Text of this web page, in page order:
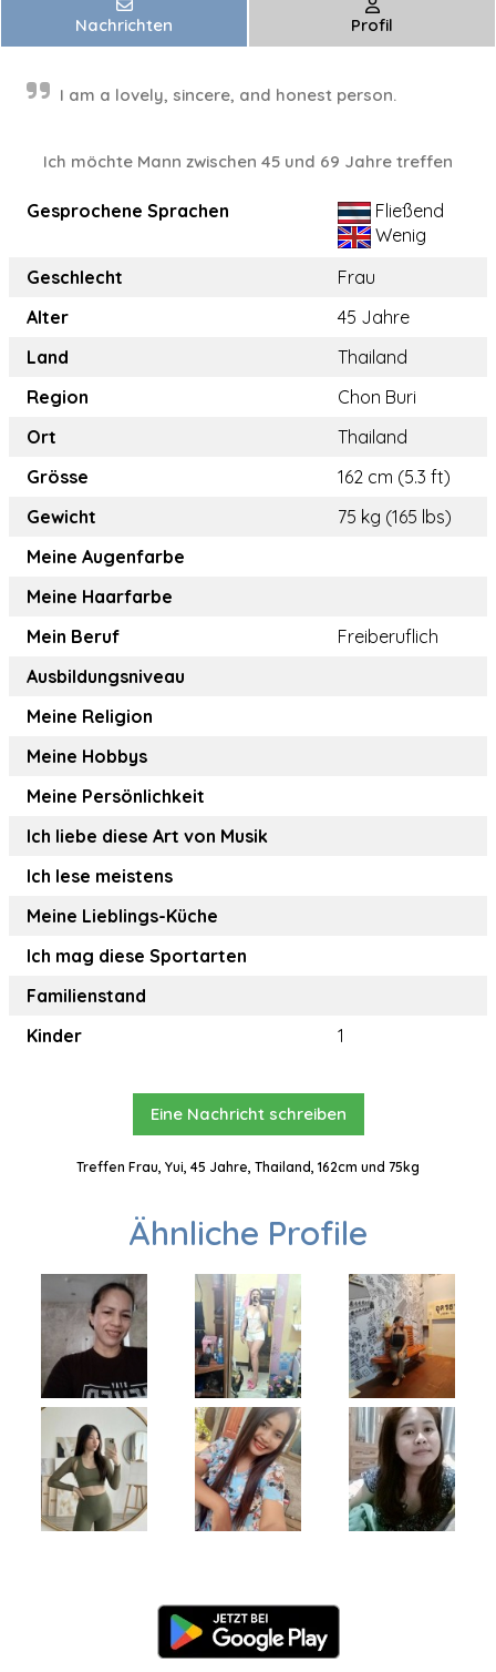
Nachrichten Profil
I am a lovely, sincere, and honest person.
Ich möchte Mann zwischen 45 und 69 Jahre treffen
Gesprochene Sprachen
Fließend
Wenig
Geschlecht
Frau
Alter
45 Jahre
Land
Thailand
Region
Chon Buri
Ort
Thailand
Grösse
162 cm (5.3 ft)
Gewicht
75 kg (165 lbs)
Meine Augenfarbe
Meine Haarfarbe
Mein Beruf
Freiberuflich
Ausbildungsniveau
Meine Religion
Meine Hobbys
Meine Persönlichkeit
Ich liebe diese Art von Musik
Ich lese meistens
Meine Lieblings-Küche
Ich mag diese Sportarten
Familienstand
Kinder
1
Eine Nachricht schreiben
Treffen Frau, Yui, 45 Jahre, Thailand, 162cm und 75kg
Ähnliche Profile